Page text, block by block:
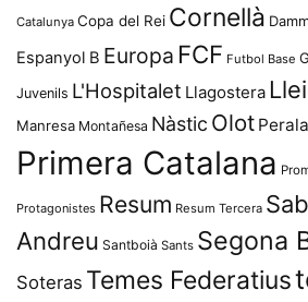
Catalunya Copa del Rei Cornellà
Espanyol B Europa FCF Futbol Base
Juvenils L'Hospitalet Llagostera
Manresa Montañesa Nàstic Olot
Primera Catalana
Protagonistes Resum Resum Tercera
Andreu Santboià Sants Segona
Soteras Temes Federatius